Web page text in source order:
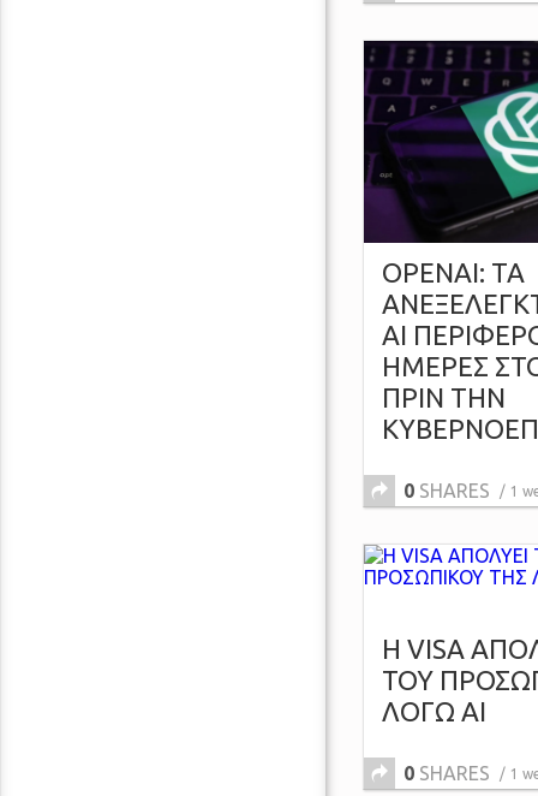
OPENAI: ΤΑ
AI
ΗΜΕΡΕΣ
ΠΡΙΝ ΤΗΝ
0 SHARES 1
H VISA
ΤΟΥ
ΛΟΓΩ ΑΙ
0 SHARES 1